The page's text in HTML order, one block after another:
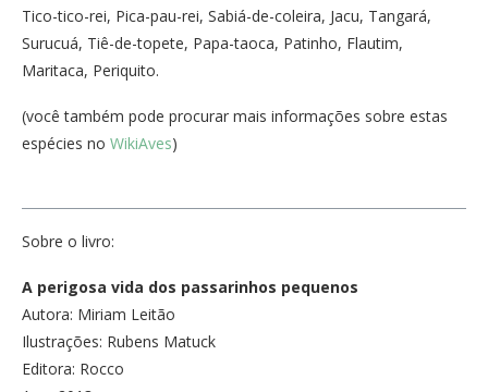
Tico-tico-rei, Pica-pau-rei, Sabiá-de-coleira, Jacu, Tangará,
Surucuá, Tiê-de-topete, Papa-taoca, Patinho, Flautim,
Maritaca, Periquito.
(você também pode procurar mais informações sobre estas
espécies no WikiAves)
Sobre o livro:
A perigosa vida dos passarinhos pequenos
Autora: Miriam Leitão
Ilustrações: Rubens Matuck
Editora: Rocco